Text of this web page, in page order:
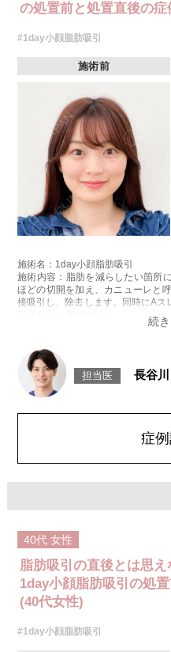
の処置前と処置直後の
#1day小顔脂肪吸引
施術前
施術名：1day小顔脂肪吸引
施術内容：脂肪を減らしたい箇所
ほどの切開を加え、カニューレと
接吸引し、除去します。同時にA
目立たない部分から皮下へ挿入
リスク、副作用：赤み、熱感、痛
感などが術後一時的に生じること
染症、左右差、施術箇所の知覚
着、脂肪塞栓、皮膚のよれ、繊維
顔の脂肪吸引箇所の追加 1ヶ所ご
オプション：笑気麻酔 3,300円(税込)
担当医 長谷
症
40代 女性
脂肪吸引の直後とは思え
1day小顔脂肪吸引の処
(40代女性)
#1day小顔脂肪吸引